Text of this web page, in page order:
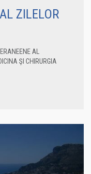
ZILELOR
AL
ŞI CHIRURGIA